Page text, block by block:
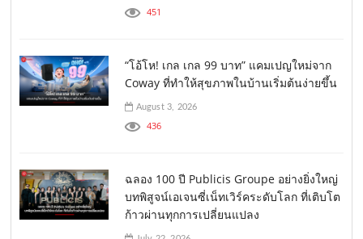
451
“โอ้โห! เกล เกล 99 บาท” แคมเปญใหม่จาก
Coway ที่ทำให้สุขภาพในบ้านเริ่มต้นง่ายขึ้น
August 3, 2026
436
ฉลอง 100 ปี Publicis Groupe อย่างยิ่งใหญ่
บทพิสูจน์เอเจนซี่เน็ทเวิร์คระดับโลก ที่เติบโต
ก้าวผ่านทุกการเปลี่ยนแปลง